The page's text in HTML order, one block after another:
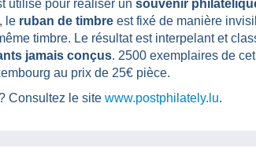
utilisé pour réaliser un souvenir
le ruban de timbre est fixé de manière
timbre. Le résultat est interpelant et
jamais conçus. 2500 exemplaires de
au prix de 25€ pièce.
Consultez le site www.postphilately.lu.